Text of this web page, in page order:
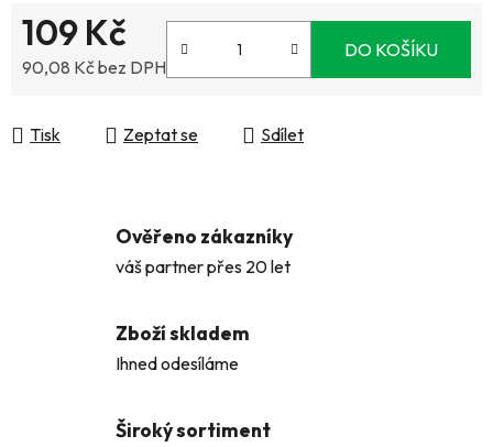
109 Kč
90,08 Kč bez DPH
DO KOŠÍKU
Tisk Zeptat se Sdílet
Ověřeno zákazníky
váš partner přes 20 let
Zboží skladem
Ihned odesíláme
Široký sortiment